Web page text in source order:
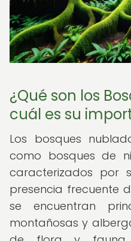
¿Qué son los
cuál es su
Los bosques
como bosques de
caracterizados por
presencia frecuente
se encuentran
montañosas y